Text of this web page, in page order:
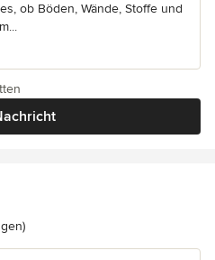
ob Böden, Wände, Stoffe und
5 von 5 Sternen